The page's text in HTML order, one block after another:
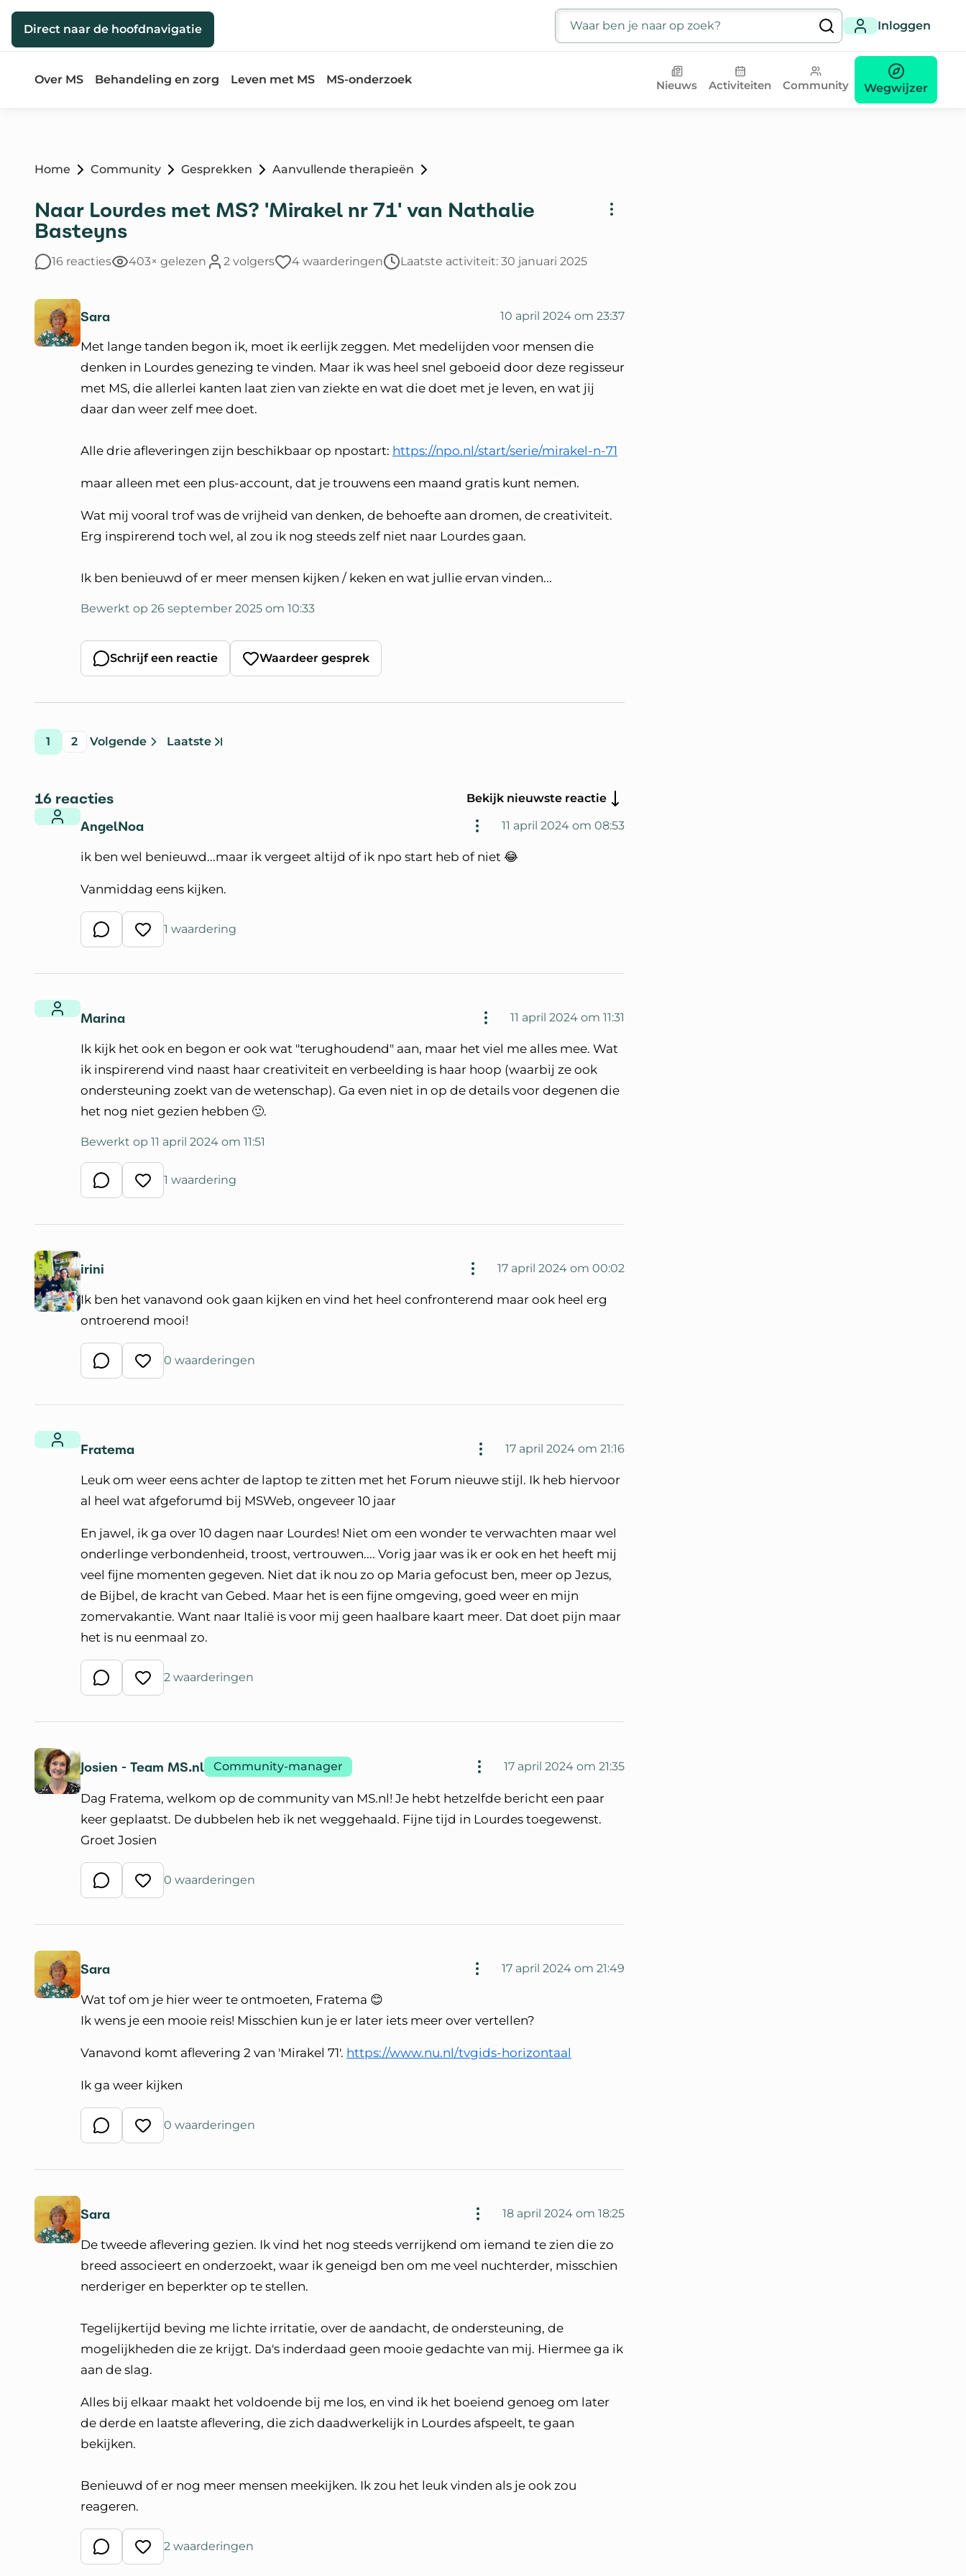
Direct naar de inhoud
Direct naar de hoofdnavigatie
Zoeken
Inloggen
Over MS Behandeling en zorg Leven met MS MS-onderzoek Nieuws Activiteiten Community Wegwijzer
Home Community Gesprekken Aanvullende therapieën
Naar Lourdes met MS? 'Mirakel nr 71' van Nathalie
Basteyns
16 reacties 403× gelezen 2 volgers 4 waarderingen Laatste activiteit: 30 januari 2025
Sara 10 april 2024 om 23:37
Met lange tanden begon ik, moet ik eerlijk zeggen. Met medelijden voor mensen die
denken in Lourdes genezing te vinden. Maar ik was heel snel geboeid door deze regisseur
met MS, die allerlei kanten laat zien van ziekte en wat die doet met je leven, en wat jij
daar dan weer zelf mee doet.
Alle drie afleveringen zijn beschikbaar op npostart: https://npo.nl/start/serie/mirakel-n-71
maar alleen met een plus-account, dat je trouwens een maand gratis kunt nemen.
Wat mij vooral trof was de vrijheid van denken, de behoefte aan dromen, de creativiteit.
Erg inspirerend toch wel, al zou ik nog steeds zelf niet naar Lourdes gaan.
Ik ben benieuwd of er meer mensen kijken / keken en wat jullie ervan vinden...
Bewerkt op 26 september 2025 om 10:33
Schrijf een reactie Waardeer gesprek
Ga naar
pagina
1 pagina
2 Volgende
pagina Laatste
pagina
16 reacties Bekijk nieuwste reactie
AngelNoa 11 april 2024 om 08:53
ik ben wel benieuwd...maar ik vergeet altijd of ik npo start heb of niet 😂
Vanmiddag eens kijken.
Schrijf een reactie
Waardeer reactie
1 waardering
Marina 11 april 2024 om 11:31
Ik kijk het ook en begon er ook wat "terughoudend" aan, maar het viel me alles mee. Wat
ik inspirerend vind naast haar creativiteit en verbeelding is haar hoop (waarbij ze ook
ondersteuning zoekt van de wetenschap). Ga even niet in op de details voor degenen die
het nog niet gezien hebben 🙂.
Bewerkt op 11 april 2024 om 11:51
Schrijf een reactie
Waardeer reactie
1 waardering
irini 17 april 2024 om 00:02
Ik ben het vanavond ook gaan kijken en vind het heel confronterend maar ook heel erg
ontroerend mooi!
Schrijf een reactie
Waardeer reactie
0 waarderingen
Fratema 17 april 2024 om 21:16
Leuk om weer eens achter de laptop te zitten met het Forum nieuwe stijl. Ik heb hiervoor
al heel wat afgeforumd bij MSWeb, ongeveer 10 jaar
En jawel, ik ga over 10 dagen naar Lourdes! Niet om een wonder te verwachten maar wel
onderlinge verbondenheid, troost, vertrouwen.... Vorig jaar was ik er ook en het heeft mij
veel fijne momenten gegeven. Niet dat ik nou zo op Maria gefocust ben, meer op Jezus,
de Bijbel, de kracht van Gebed. Maar het is een fijne omgeving, goed weer en mijn
zomervakantie. Want naar Italië is voor mij geen haalbare kaart meer. Dat doet pijn maar
het is nu eenmaal zo.
Schrijf een reactie
Waardeer reactie
2 waarderingen
Josien - Team MS.nl Community-manager 17 april 2024 om 21:35
Dag Fratema, welkom op de community van MS.nl! Je hebt hetzelfde bericht een paar
keer geplaatst. De dubbelen heb ik net weggehaald. Fijne tijd in Lourdes toegewenst.
Groet Josien
Schrijf een reactie
Waardeer reactie
0 waarderingen
Sara 17 april 2024 om 21:49
Wat tof om je hier weer te ontmoeten, Fratema 😊
Ik wens je een mooie reis! Misschien kun je er later iets meer over vertellen?
Vanavond komt aflevering 2 van 'Mirakel 71'. https://www.nu.nl/tvgids-horizontaal
Ik ga weer kijken
Schrijf een reactie
Waardeer reactie
0 waarderingen
Sara 18 april 2024 om 18:25
De tweede aflevering gezien. Ik vind het nog steeds verrijkend om iemand te zien die zo
breed associeert en onderzoekt, waar ik geneigd ben om me veel nuchterder, misschien
nerderiger en beperkter op te stellen.
Tegelijkertijd beving me lichte irritatie, over de aandacht, de ondersteuning, de
mogelijkheden die ze krijgt. Da's inderdaad geen mooie gedachte van mij. Hiermee ga ik
aan de slag.
Alles bij elkaar maakt het voldoende bij me los, en vind ik het boeiend genoeg om later
de derde en laatste aflevering, die zich daadwerkelijk in Lourdes afspeelt, te gaan
bekijken.
Benieuwd of er nog meer mensen meekijken. Ik zou het leuk vinden als je ook zou
reageren.
Schrijf een reactie
Waardeer reactie
2 waarderingen